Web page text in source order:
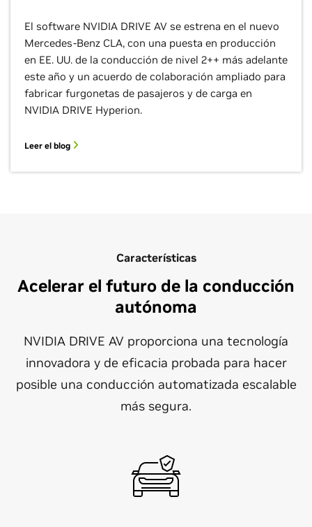
El software NVIDIA DRIVE AV se estrena en el nuevo
Mercedes-Benz CLA, con una puesta en producción
en EE. UU. de la conducción de nivel 2++ más adelante
este año y un acuerdo de colaboración ampliado para
fabricar furgonetas de pasajeros y de carga en
NVIDIA DRIVE Hyperion.
Leer el blog
Características
Acelerar el futuro de la conducción
autónoma
NVIDIA DRIVE AV proporciona una tecnología
innovadora y de eficacia probada para hacer
posible una conducción automatizada escalable
más segura.